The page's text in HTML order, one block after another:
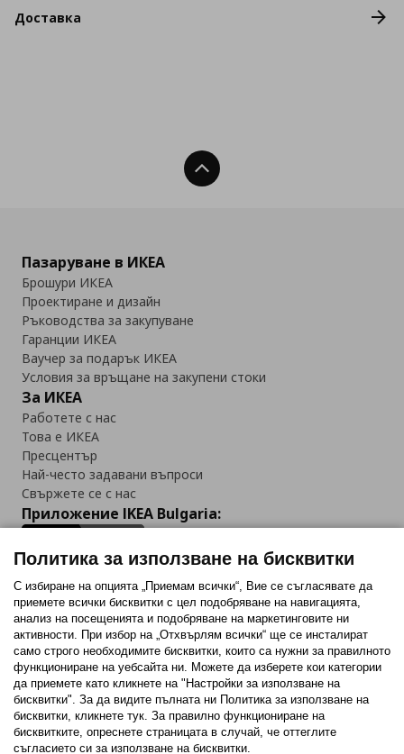
Доставка
Нагоре
Пазаруване в ИКЕА
Брошури ИКЕА
Проектиране и дизайн
Ръководства за закупуване
Гаранции ИКЕА
Ваучер за подарък ИКЕА
Условия за връщане на закупени стоки
За ИКЕА
Работете с нас
Това е ИКЕА
Пресцентър
Най-често задавани въпроси
Свържете се с нас
Приложение IKEA Bulgaria:
Последвайте ни:
FacebookTwitterYoutubePinterestInstagram
Политика за използване на бисквитки
С избиране на опцията „Приемам всички“, Вие се съгласявате да
приемете всички бисквитки с цел подобряване на навигацията,
анализ на посещенията и подобряване на маркетинговите ни
активности. При избор на „Отхвърлям всички“ ще се инсталират
само строго необходимитe бисквитки, които са нужни за правилното
функциониране на уебсайта ни. Можете да изберете кои категории
да приемете като кликнете на "Настройки за използване на
бисквитки". За да видите пълната ни Политика за използване на
бисквитки, кликнете тук. За правилно функциониране на
бисквитките, опреснете страницата в случай, че оттеглите
съгласието си за използване на бисквитки.